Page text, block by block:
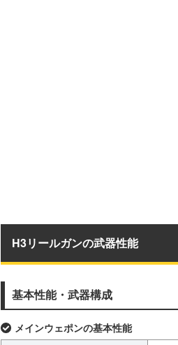
H3リールガンの武器性能
基本性能・武器構成
メインウェポンの基本性能